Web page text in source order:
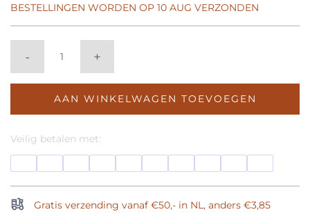
BESTELLINGEN WORDEN OP 10 AUG VERZONDEN
- +
AAN WINKELWAGEN TOEVOEGEN
Veilig betalen met:
Gratis verzending vanaf €50,- in NL, anders €3,85